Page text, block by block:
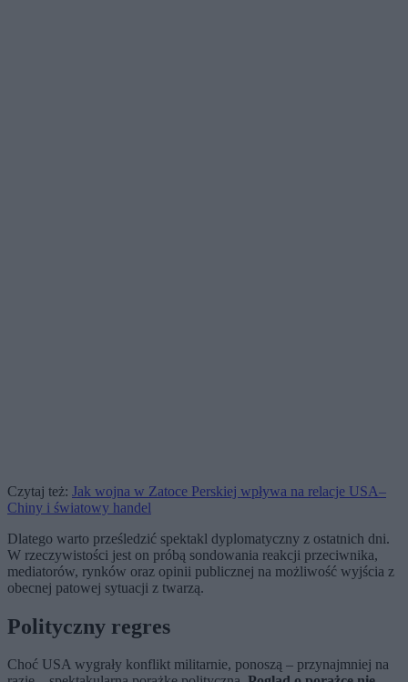
Czytaj też: Jak wojna w Zatoce Perskiej wpływa na relacje USA–
Chiny i światowy handel
Dlatego warto prześledzić spektakl dyplomatyczny z ostatnich dni.
W rzeczywistości jest on próbą sondowania reakcji przeciwnika,
mediatorów, rynków oraz opinii publicznej na możliwość wyjścia z
obecnej patowej sytuacji z twarzą.
Polityczny regres
Choć USA wygrały konflikt militarnie, ponoszą – przynajmniej na